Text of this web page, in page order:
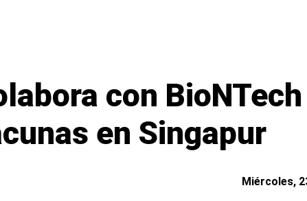
con
en Singapur
Miércoles,